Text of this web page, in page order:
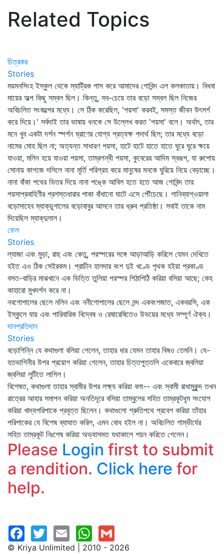
Related Topics
চিত্রকর
Stories
ময়মনসিংহ ইস্কুল থেকে ম্যাট্রিক পাস করে আমাদের গোবিন্দ এল কলকাতায়। বিধবা
মায়ের অল্প কিছু সম্বল ছিল। কিন্তু, সব-চেয়ে তার বড়ো সম্বল ছিল নিজের
অবিচলিত সংকল্পের মধ্যে। সে ঠিক করেছিল, 'পয়সা' করবই, সমস্ত জীবন উৎসর্গ
করে দিয়ে।' সর্বদাই তার ভাষায় ধনকে সে উল্লেখ করত 'পয়সা' বলে। অর্থাৎ, তার
মনে খুব একটা দর্শন স্পর্শন ঘ্রাণের যোগ্য প্রত্যক্ষ পদার্থ ছিল; তার মধ্যে বড়ো
নামের মোহ ছিল না; অত্যন্ত সাধারণ পয়সা, হাটে হাটে হাতে হাতে ঘুরে ঘুরে ক্ষয়ে
যাওয়া, মলিন হয়ে যাওয়া পয়সা, তাম্রগন্ধী পয়সা, কুবেরের আদিম স্বরূপ, যা রুপোয়
সোনায় কাগজে দলিলে নানা মূর্তি পরিগ্রহ করে মানুষের মনকে ঘুরিয়ে নিয়ে বেড়াচ্ছে।
নানা বাঁকা পথের ভিতর দিয়ে নানা পঙ্কে আবিল হতে হতে আজ গোবিন্দ তার
পয়সাপ্রবাহিণীর প্রশস্তধারার পাকা বাঁধানো ঘাটে এসে পৌঁচেছে। গানিব্যাগ্‌ওয়ালা
বড়োসাহেব ম্যাক্‌ডুগালের বড়োবাবুর আসনে তার ধ্রুব প্রতিষ্ঠা। সবাই তাকে নাম
দিয়েছিল ম্যাক্‌দুলাল।
ফেল
Stories
ল্যাজা এবং মুড়া, রাহু এবং কেতু, পরস্পরের সঙ্গে আড়াআড়ি করিলে যেমন দেখিতে
হইত এও ঠিক সেইরকম। প্রাচীন হালদার বংশ দুই খণ্ডে পৃথক হইয়া প্রকাণ্ড
বসত-বাড়ির মাঝখানে এক ভিত্তি তুলিয়া পরস্পর পিঠাপিঠি করিয়া বসিয়া আছে; কেহ
কাহারো মুখদর্শন করে না।
নবগোপালের ছেলে নলিন এবং ননীগোপালের ছেলে নন্দ একবংশজাত, একবয়সি, এক
ইস্কুলে যায় এবং পারিবারিক বিদ্বেষ ও রেষারেষিতেও উভয়ের মধ্যে সম্পূর্ণ ঐক্য।
দানপ্রতিদান
Stories
বড়োগিন্নি যে কথাগুলা বলিয়া গেলেন, তাহার ধার যেমন তাহার বিষও তেমনি। যে-
হতভাগিনীর উপর প্রয়োগ করিয়া গেলেন, তাহার চিত্তপুত্তলি একেবারে জ্বলিয়া
জ্বলিয়া লুটিতে লাগিল।
বিশেষত, কথাগুলা তাহার স্বামীর উপর লক্ষ্য করিয়া বলা-- এবং স্বামী রাধামুকুন্দ তখন
রাত্রের আহার সমাপন করিয়া অনতিদূরে বসিয়া তাম্বুলের সহিত তাম্রকূটধূম সংযোগ
করিয়া খাদ্যপরিপাকে প্রবৃত্ত ছিলেন। কথাগুলো শ্রুতিপথে প্রবেশ করিয়া তাঁহার
পরিপাকের যে বিশেষ ব্যাঘাত করিল, এমন বোধ হইল না। অবিচলিত গাম্ভীর্যের
সহিত তাম্রকূট নিঃশেষ করিয়া অভ্যাসমত যথাকালে শয়ন করিতে গেলেন।
Please Login first to submit
a rendition. Click here for
help.
© Kriya Unlimited | 2010 - 2026